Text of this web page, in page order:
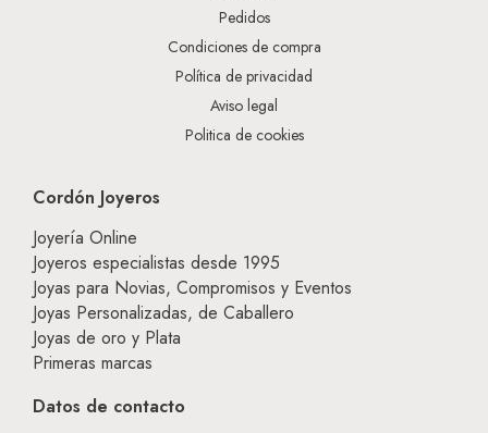
Pedidos
Condiciones de compra
Política de privacidad
Aviso legal
Politica de cookies
Cordón Joyeros
Joyería Online
Joyeros especialistas desde 1995
Joyas para Novias, Compromisos y Eventos
Joyas Personalizadas, de Caballero
Joyas de oro y Plata
Primeras marcas
Datos de contacto